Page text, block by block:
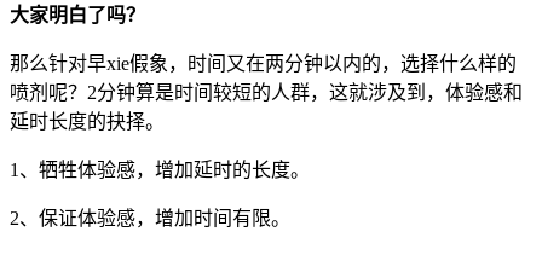
大家明白了吗？
那么针对早xie假象，时间又在两分钟以内的，选择什么样的
喷剂呢？2分钟算是时间较短的人群，这就涉及到，体验感和
延时长度的抉择。
1、牺牲体验感，增加延时的长度。
2、保证体验感，增加时间有限。